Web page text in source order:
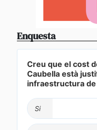
Enquesta
Creu que el cost
Caubella està
infraestructura
Si